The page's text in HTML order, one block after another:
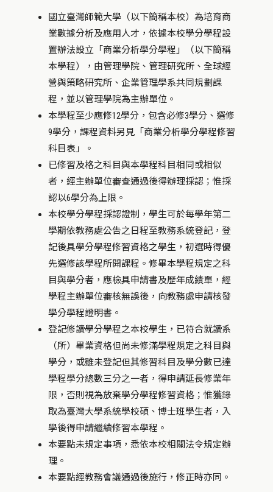
國立臺灣師範大學（以下簡稱本校）為培育商
業數據分析及應用人才，依據本校學分學程設
置辦法設立「商業分析學分學程」（以下簡稱
本學程），由管理學院、管理研究所、全球經
營與策略研究所、企業管理學系共同規劃課
程，並以管理學院為主辦單位。
本學程至少應修12學分，包含必修3學分、選修
9學分，課程資料另見「商業分析學分學程修習
科目表」。
已修習及格之科目與本學程科目相同或相似
者，經主辦單位審查通過後得辦理採認；惟採
認以6學分為上限。
本校學分學程採認證制，學生可於每學年第二
學期依教務處公告之日程至教務系統登記，登
記後具學分學程修習資格之學生，初選時得優
先選修該學程所開課程。修畢本學程規定之科
目與學分者，應檢具申請書及歷年成績單，經
學程主辦單位審核無誤後，向教務處申請核發
學分學程證明書。
登記修讀學分學程之本校學生，已符合就讀系
（所）畢業資格但尚未修滿學程規定之科目與
學分，或雖未登記但其修習科目及學分數已達
學程學分總數三分之一者，得申請延長修業年
限，否則視為放棄學分學程修習資格；惟獲錄
取為臺灣大學系統學校碩、博士班學生者，入
學後得申請繼續修習本學程。
本要點未規定事項，悉依本校相關法令規定辦
理。
本要點經教務會議通過後施行，修正時亦同。